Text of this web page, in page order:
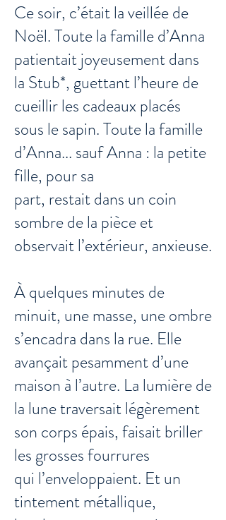
Ce soir, c’était la veillée de
Noël. Toute la famille d’Anna
patientait joyeusement dans
la Stub*, guettant l’heure de
cueillir les cadeaux placés
sous le sapin. Toute la famille
d’Anna... sauf Anna : la petite
fille, pour sa
part, restait dans un coin
sombre de la pièce et
observait l’extérieur, anxieuse.
À quelques minutes de
minuit, une masse, une ombre
s’encadra dans la rue. Elle
avançait pesamment d’une
maison à l’autre. La lumière de
la lune traversait légèrement
son corps épais, faisait briller
les grosses fourrures
qui l’enveloppaient. Et un
tintement métallique,